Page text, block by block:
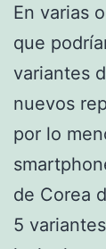
En varias
que
variantes
nuevos
por lo
de Corea
5